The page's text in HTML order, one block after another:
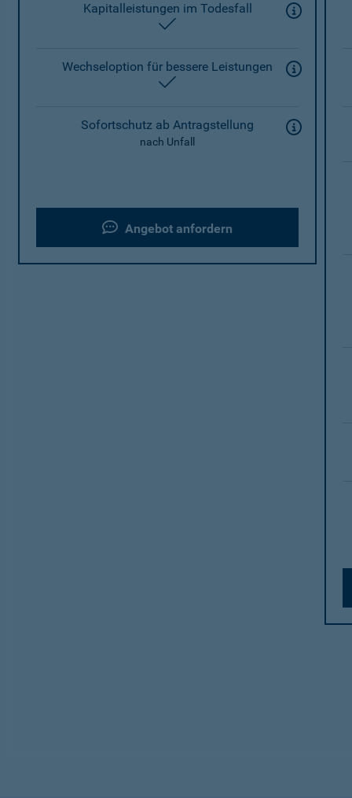
Kapitalleistungen im Todesfall
Wechseloption für bessere Leistungen
Sofortschutz ab Antragstellung
nach Unfall
Angebot anfordern